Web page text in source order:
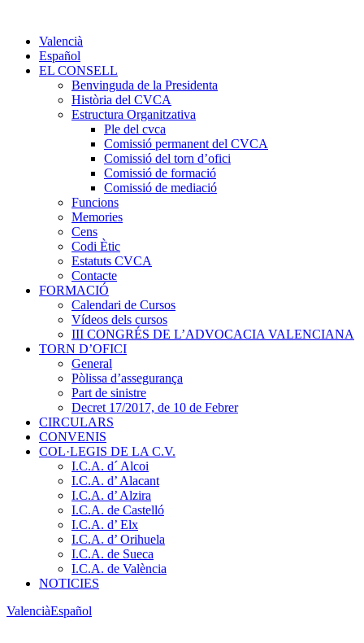
Valencià
Español
EL CONSELL
Benvinguda de la Presidenta
Història del CVCA
Estructura Organitzativa
Ple del cvca
Comissió permanent del CVCA
Comissió del torn d’ofici
Comissió de formació
Comissió de mediació
Funcions
Memories
Cens
Codi Ètic
Estatuts CVCA
Contacte
FORMACIÓ
Calendari de Cursos
Vídeos dels cursos
III CONGRÉS DE L’ADVOCACIA VALENCIANA
TORN D’OFICI
General
Pòlissa d’assegurança
Part de sinistre
Decret 17/2017, de 10 de Febrer
CIRCULARS
CONVENIS
COL·LEGIS DE LA C.V.
I.C.A. d´ Alcoi
I.C.A. d’ Alacant
I.C.A. d’ Alzira
I.C.A. de Castelló
I.C.A. d’ Elx
I.C.A. d’ Orihuela
I.C.A. de Sueca
I.C.A. de València
NOTICIES
ValenciàEspañol